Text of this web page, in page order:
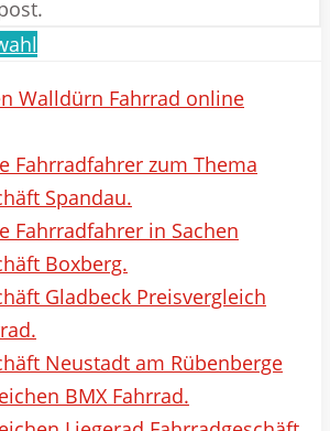
Walldürn Fahrrad online
Fahrradfahrer zum Thema
Spandau.
Fahrradfahrer in Sachen
Boxberg.
Gladbeck Preisvergleich
Neustadt am Rübenberge
BMX Fahrrad.